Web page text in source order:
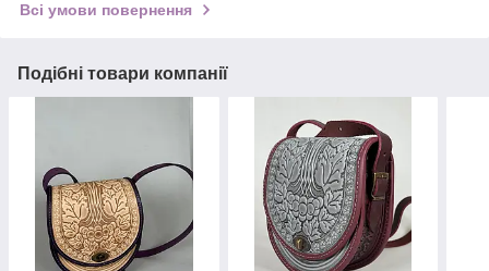
Всі умови повернення
Подібні товари компанії